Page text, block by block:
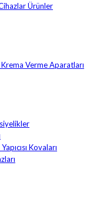
Ürünler
Verme Aparatları
Kovaları